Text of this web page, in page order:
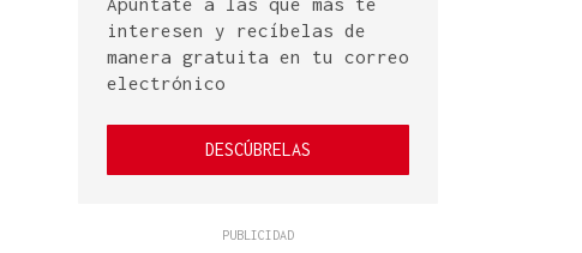
interesen y recíbelas de
manera gratuita en tu correo
electrónico
DESCÚBRELAS